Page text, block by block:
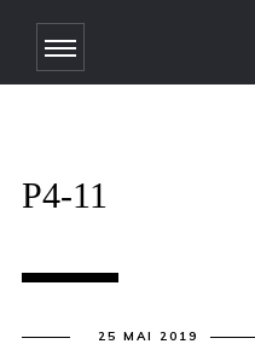
P4-11
25 MAI 2019